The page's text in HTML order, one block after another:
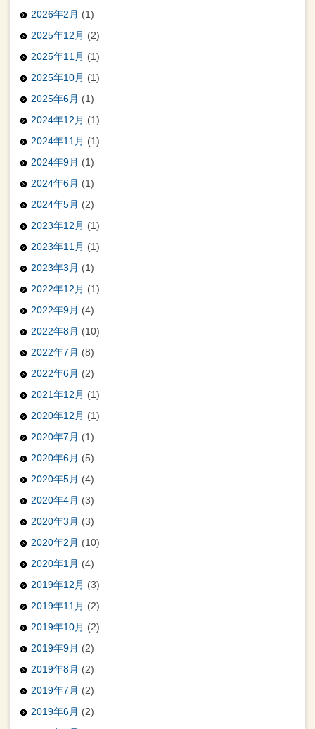
2026年2月 (1)
2025年12月 (2)
2025年11月 (1)
2025年10月 (1)
2025年6月 (1)
2024年12月 (1)
2024年11月 (1)
2024年9月 (1)
2024年6月 (1)
2024年5月 (2)
2023年12月 (1)
2023年11月 (1)
2023年3月 (1)
2022年12月 (1)
2022年9月 (4)
2022年8月 (10)
2022年7月 (8)
2022年6月 (2)
2021年12月 (1)
2020年12月 (1)
2020年7月 (1)
2020年6月 (5)
2020年5月 (4)
2020年4月 (3)
2020年3月 (3)
2020年2月 (10)
2020年1月 (4)
2019年12月 (3)
2019年11月 (2)
2019年10月 (2)
2019年9月 (2)
2019年8月 (2)
2019年7月 (2)
2019年6月 (2)